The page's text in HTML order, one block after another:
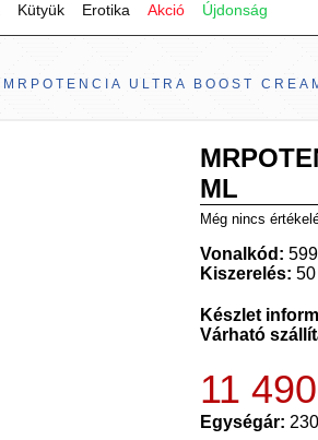
Kütyük Erotika Akció Újdonság
MRPOTENCIA ULTRA BOOST
ML
Még nincs
Vonalkód:
Kiszerelés: 50
Készlet
Várható
11
Egységár: